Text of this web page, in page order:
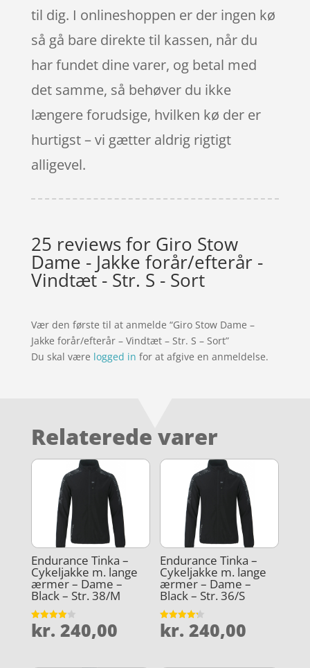
til dig. I onlineshoppen er der ingen kø
så gå bare direkte til kassen, når du
har fundet dine varer, og betal med
det samme, så behøver du ikke
længere forudsige, hvilken kø der er
hurtigst – vi gætter aldrig rigtigt
alligevel.
25 reviews for Giro Stow
Dame - Jakke forår/efterår -
Vindtæt - Str. S - Sort
Vær den første til at anmelde “Giro Stow Dame –
Jakke forår/efterår – Vindtæt – Str. S – Sort”
Du skal være logged in for at afgive en anmeldelse.
Relaterede varer
Endurance Tinka –
Cykeljakke m. lange
ærmer – Dame –
Black – Str. 38/M
Vurderet
kr. 240,00
Endurance Tinka –
Cykeljakke m. lange
ærmer – Dame –
Black – Str. 36/S
Vurderet
4.2
kr. 240,00